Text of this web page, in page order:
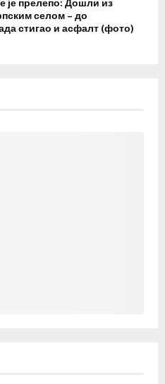
селом – до
стигао и асфалт (фото)